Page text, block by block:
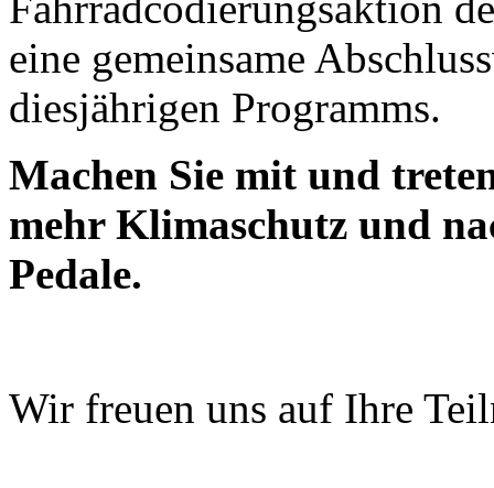
eine gemeinsame
diesjährigen Programms.
Machen Sie mit und
mehr Klimaschutz und
Pedale.
Wir freuen uns auf Ihre